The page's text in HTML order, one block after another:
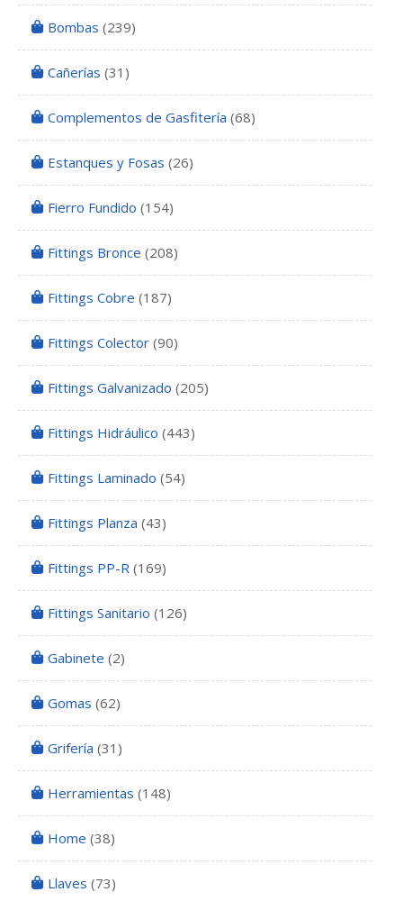
Bombas (239)
Cañerías (31)
Complementos de Gasfitería (68)
Estanques y Fosas (26)
Fierro Fundido (154)
Fittings Bronce (208)
Fittings Cobre (187)
Fittings Colector (90)
Fittings Galvanizado (205)
Fittings Hidráulico (443)
Fittings Laminado (54)
Fittings Planza (43)
Fittings PP-R (169)
Fittings Sanitario (126)
Gabinete (2)
Gomas (62)
Grifería (31)
Herramientas (148)
Home (38)
Llaves (73)